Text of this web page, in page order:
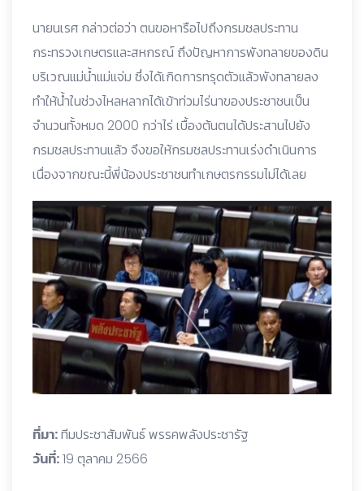
นายนเรศ กล่าวต่อว่า ตนขอหารือไปถึงกรมชลประทาน
กระทรวงเกษตรและสหกรณ์ ถึงปัญหาการพังทลายของดิน
บริเวณแม่น้ำแม่แจ่ม ซึ่งได้เกิดการทรุดตัวแล้วพังทลายลง
ทำให้น้ำในช่วงไหลหลากได้เข้าท่วมไร่นาของประชาชนเป็น
จำนวนทั้งหมด 2000 กว่าไร่ เบื้องต้นตนได้ประสานไปยัง
กรมชลประทานแล้ว จึงขอให้กรมชลประทานเร่งดำเนินการ
เนื่องจากขณะนี้พี่น้องประชาชนทำเกษตรกรรมไม่ได้เลย
ที่มา:ทีมประชาสัมพันธ์ พรรคพลังประชารัฐ
วันที่:19 ตุลาคม 2566